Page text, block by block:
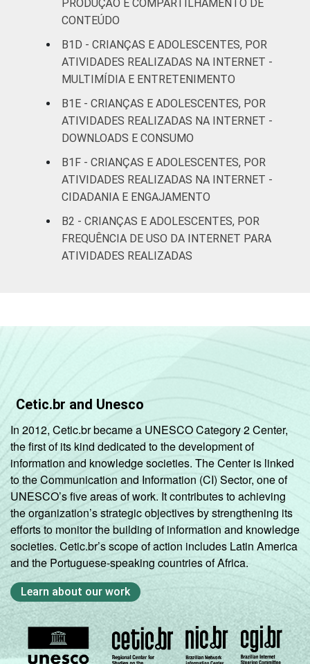
De 15 a 17
anos
16
RENDA
FAMILIAR
Até 1 SM 10
Mais de 1
15
Mais de 2
SM até 3 SM
27
Mais de 3
renda
CLASSE
SOCIAL
AB 20
C 20 10
DE 10 6
Fonte: CGI.br/NIC.br, Centro Regional de
Estudos para o Desenvolvimento da
Sociedade da Informação (Cetic.br),
Pesquisa sobre o Uso da Internet por
Crianças e Adolescentes no Brasil – TIC Kids
Online Brasil 2017.
PRODUÇÃO E COMPARTILHAMENTO DE
CONTEÚDO
B1D - CRIANÇAS E ADOLESCENTES, POR
ATIVIDADES REALIZADAS NA INTERNET -
MULTIMÍDIA E ENTRETENIMENTO
B1E - CRIANÇAS E ADOLESCENTES, POR
ATIVIDADES REALIZADAS NA INTERNET -
DOWNLOADS E CONSUMO
B1F - CRIANÇAS E ADOLESCENTES, POR
ATIVIDADES REALIZADAS NA INTERNET -
CIDADANIA E ENGAJAMENTO
B2 - CRIANÇAS E ADOLESCENTES, POR
FREQUÊNCIA DE USO DA INTERNET PARA
ATIVIDADES REALIZADAS
Cetic.br and Unesco
In 2012, Cetic.br became a UNESCO Category 2 Center,
the first of its kind dedicated to the development of
information and knowledge societies. The Center is linked
to the Communication and Information (CI) Sector, one of
UNESCO’s five areas of work. It contributes to achieving
the organization’s strategic objectives by strengthening its
efforts to monitor the building of information and knowledge
societies. Cetic.br’s scope of action includes Latin America
and the Portuguese-speaking countries of Africa.
Learn about our work